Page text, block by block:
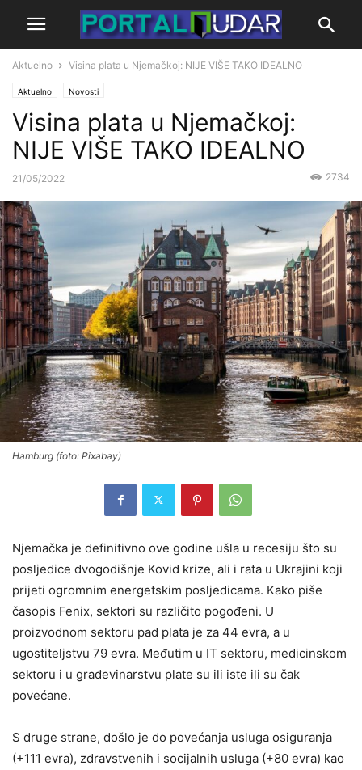
Aktuelno Visina plata u Njemačkoj: NIJE VIŠE TAKO IDEALNO
Aktuelno Novosti
Visina plata u Njemačkoj:
NIJE VIŠE TAKO IDEALNO
21/05/2022 2734
Hamburg (foto: Pixabay)
Njemačka je definitivno ove godine ušla u recesiju što su
posljedice dvogodišnje Kovid krize, ali i rata u Ukrajini koji
prijeti ogromnim energetskim posljedicama. Kako piše
časopis Fenix, sektori su različito pogođeni. U
proizvodnom sektoru pad plata je za 44 evra, a u
ugostiteljstvu 79 evra. Međutim u IT sektoru, medicinskom
sektoru i u građevinarstvu plate su ili iste ili su čak
povećane.
S druge strane, došlo je do povećanja usluga osiguranja
(+111 evra), zdravstvenih i socijalnih usluga (+80 evra) kao